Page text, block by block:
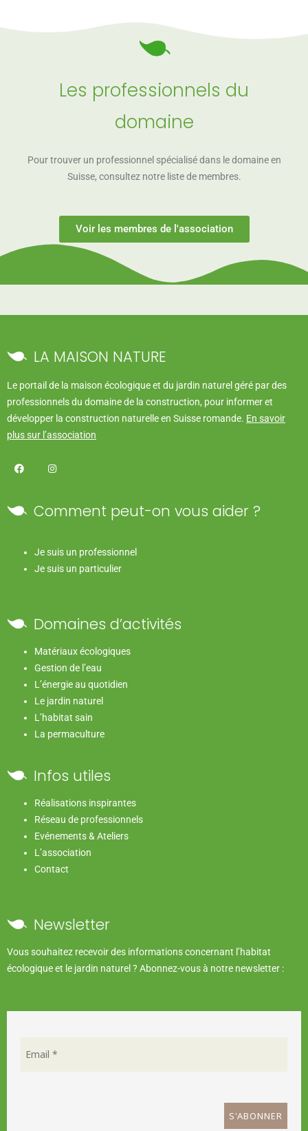
Les professionnels du
domaine
Pour trouver un professionnel spécialisé dans le domaine en
Suisse, consultez notre liste de membres.
Voir les membres de l'association
LA MAISON NATURE
Le portail de la maison écologique et du jardin naturel géré par des
professionnels du domaine de la construction, pour informer et
développer la construction naturelle en Suisse romande. En savoir
plus sur l’association
Comment peut-on vous aider ?
Je suis un professionnel
Je suis un particulier
Domaines d’activités
Matériaux écologiques
Gestion de l’eau
L’énergie au quotidien
Le jardin naturel
L’habitat sain
La permaculture
Infos utiles
Réalisations inspirantes
Réseau de professionnels
Evénements & Ateliers
L’association
Contact
Newsletter
Vous souhaitez recevoir des informations concernant l’habitat
écologique et le jardin naturel ? Abonnez-vous à notre newsletter :